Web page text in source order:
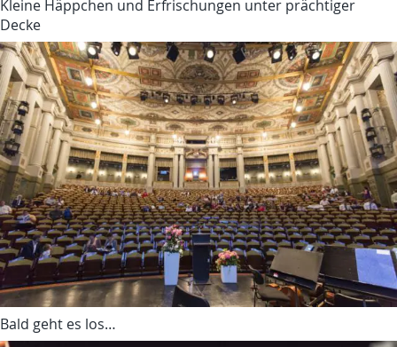
Kleine Häppchen und Erfrischungen unter prächtiger
Decke
Bald geht es los…